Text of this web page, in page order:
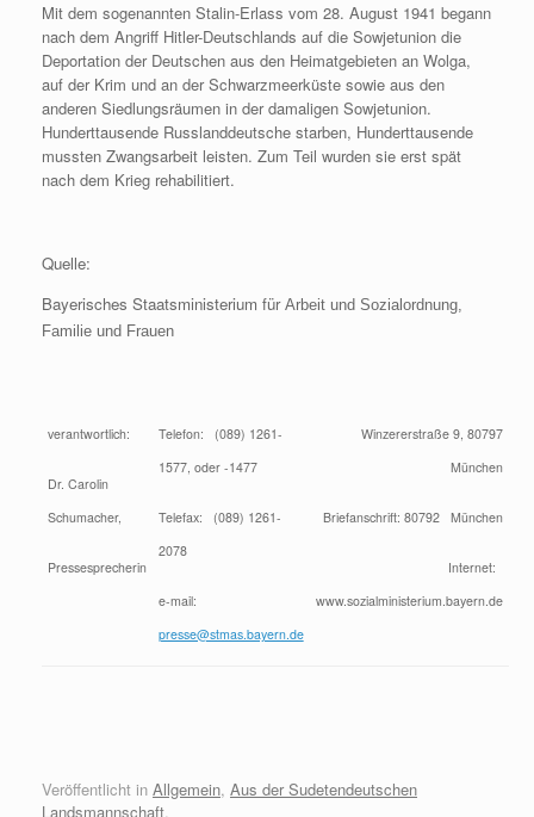
Mit dem sogenannten Stalin-Erlass vom 28. August 1941 begann
nach dem Angriff Hitler-Deutschlands auf die Sowjetunion die
Deportation der Deutschen aus den Heimatgebieten an Wolga,
auf der Krim und an der Schwarzmeerküste sowie aus den
anderen Siedlungsräumen in der damaligen Sowjetunion.
Hunderttausende Russlanddeutsche starben, Hunderttausende
mussten Zwangsarbeit leisten. Zum Teil wurden sie erst spät
nach dem Krieg rehabilitiert.
Quelle:
Bayerisches Staatsministerium für Arbeit und Sozialordnung,
Familie und Frauen
verantwortlich:
Dr. Carolin
Schumacher,
Pressesprecherin
Telefon: (089) 1261-
1577, oder -1477
Telefax: (089) 1261-
2078
e-mail:
presse@stmas.bayern.de
Winzererstraße 9, 80797
München
Briefanschrift: 80792 München
Internet:
www.sozialministerium.bayern.de
Veröffentlicht in Allgemein, Aus der Sudetendeutschen
Landsmannschaft.